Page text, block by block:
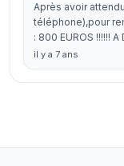
Après avoir
téléphone),pour
: 800 EUROS !!!!!! A
il y a 7 ans